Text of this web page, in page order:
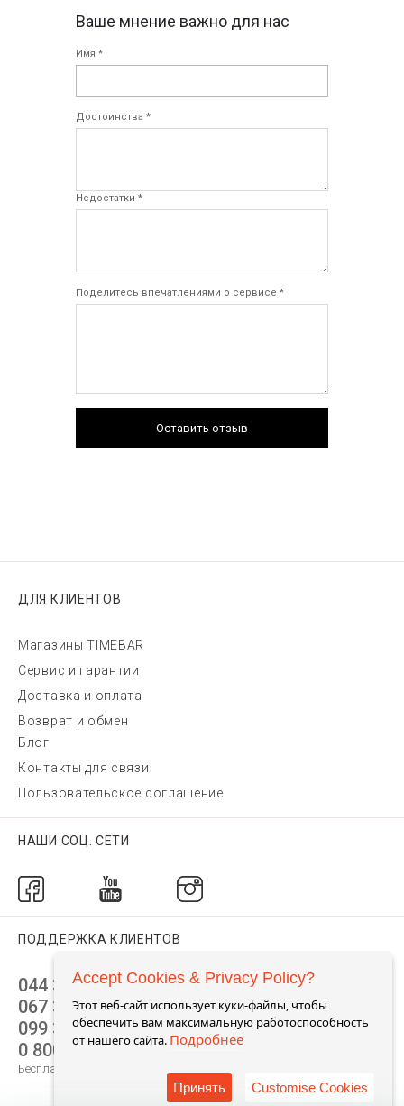
Ваше мнение важно для нас
Имя *
Достоинства *
Недостатки *
Поделитесь впечатлениями о сервисе *
Оставить отзыв
ДЛЯ КЛИЕНТОВ
Магазины TIMEBAR
Сервис и гарантии
Доставка и оплата
Возврат и обмен
Блог
Контакты для связи
Пользовательское соглашение
НАШИ СОЦ. СЕТИ
ПОДДЕРЖКА КЛИЕНТОВ
044 392 44 45
067 344 14 44 (viber)
099 399 23 80
0 800 305 805
Бесплатно по Украине
Accept Cookies & Privacy Policy?
Этот веб-сайт использует куки-файлы, чтобы
обеспечить вам максимальную работоспособность
от нашего сайта. Подробнее
Принять Customise Cookies